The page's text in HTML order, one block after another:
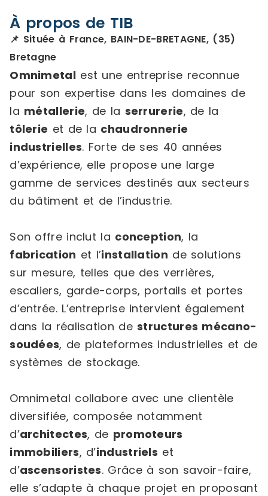
À propos de TIB
📌 Située à France, BAIN-DE-BRETAGNE, (35)
Bretagne
Omnimetalest une entreprise reconnue
pour son expertise dans les domaines de
la métallerie, de la serrurerie, de la
tôlerie et de la chaudronnerie
industrielles. Forte de ses 40 années
d’expérience, elle propose une large
gamme de services destinés aux secteurs
du bâtiment et de l’industrie.
Son offre inclut la conception, la
fabrication et l’installation de solutions
sur mesure, telles que des verrières,
escaliers, garde-corps, portails et portes
d’entrée. L’entreprise intervient également
dans la réalisation destructures mécano-
soudées, de plateformes industrielles et de
systèmes de stockage.
Omnimetal collabore avec une clientèle
diversifiée, composée notamment
d’architectes, de promoteurs
immobiliers, d’industriels et
d’ascensoristes. Grâce à son savoir-faire,
elle s’adapte à chaque projet en proposant